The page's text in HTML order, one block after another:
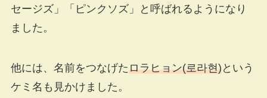
セージズ」「ピンクソズ」と呼ばれるようになり
ました。
他には、名前をつなげたロラヒョン(로라현)という
ケミ名も見かけました。